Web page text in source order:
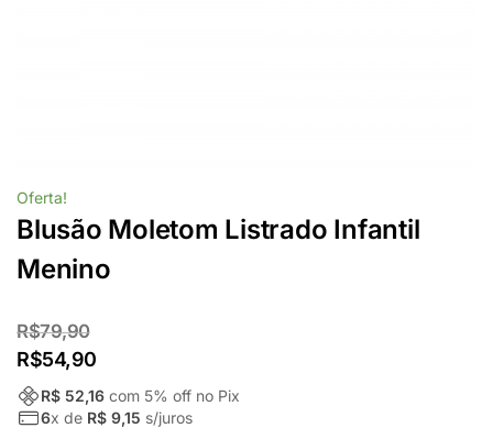
Oferta!
Blusão Moletom Listrado Infantil
Menino
R$79,90
R$54,90
R$ 52,16 com 5% off no Pix
6x de R$ 9,15 s/juros